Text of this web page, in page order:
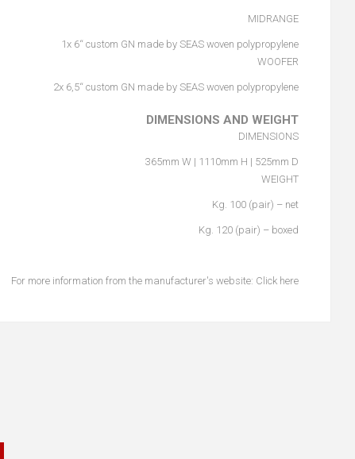
MIDRANGE
1x 6“ custom GN made by SEAS woven polypropylene
WOOFER
2x 6,5“ custom GN made by SEAS woven polypropylene
DIMENSIONS AND WEIGHT
DIMENSIONS
365mm W | 1110mm H | 525mm D
WEIGHT
Kg. 100 (pair) – net
Kg. 120 (pair) – boxed
For more information from the manufacturer's website: Click here